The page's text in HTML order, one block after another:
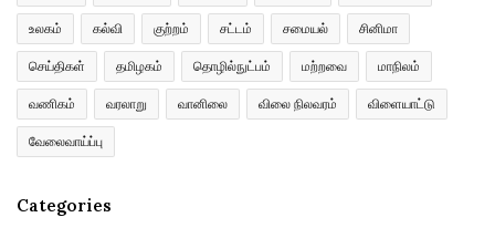
d
e
s
உலகம் கல்வி குற்றம் சட்டம் சமையல் சினிமா
செய்திகள் தமிழகம் தொழில்நுட்பம் மற்றவை மாநிலம்
வணிகம் வரலாறு வானிலை விலை நிலவரம் விளையாட்டு
வேலைவாய்ப்பு
Categories